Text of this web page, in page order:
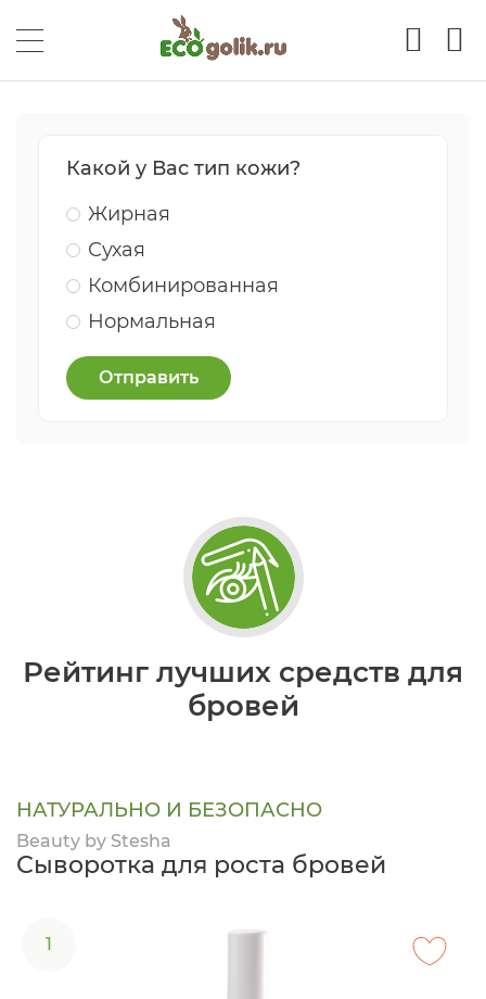
Какой у Вас тип кожи?
Жирная
Сухая
Комбинированная
Нормальная
Отправить
Рейтинг лучших средств для
бровей
НАТУРАЛЬНО И БЕЗОПАСНО
Beauty by Stesha
Сыворотка для роста бровей
1